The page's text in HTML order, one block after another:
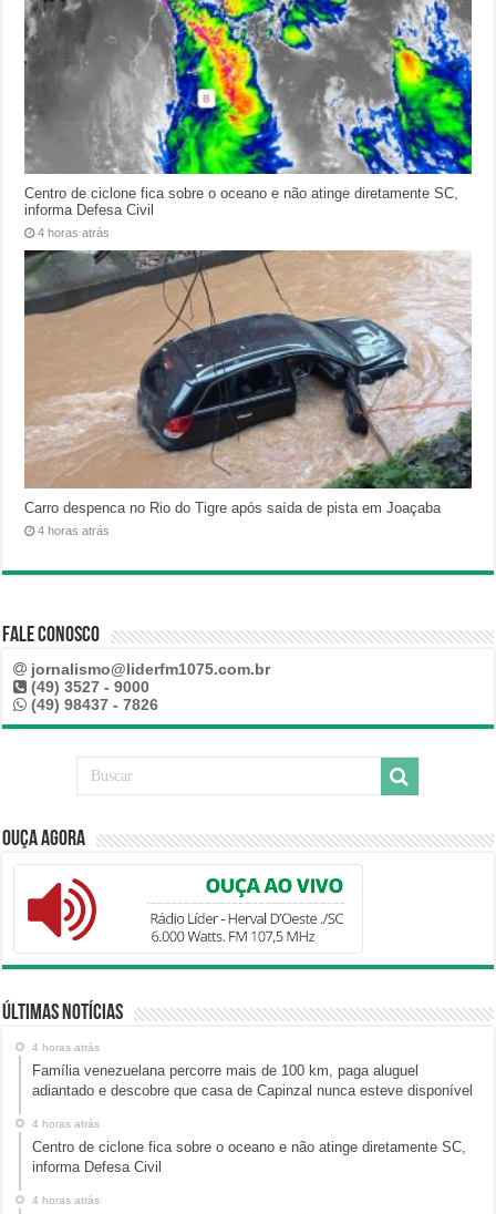
Centro de ciclone fica sobre o oceano e não atinge diretamente SC,
informa Defesa Civil
4 horas atrás
Carro despenca no Rio do Tigre após saída de pista em Joaçaba
4 horas atrás
Fale Conosco
jornalismo@liderfm1075.com.br
(49) 3527 - 9000
(49) 98437 - 7826
Ouça Agora
Últimas Notícias
4 horas atrás
Família venezuelana percorre mais de 100 km, paga aluguel
adiantado e descobre que casa de Capinzal nunca esteve disponível
4 horas atrás
Centro de ciclone fica sobre o oceano e não atinge diretamente SC,
informa Defesa Civil
4 horas atrás